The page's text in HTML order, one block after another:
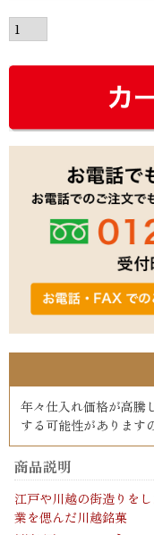
年々仕入れ価格が高騰
する可能性があります
商品説明
江戸や川越の街造りを
業を偲んだ川越銘菓